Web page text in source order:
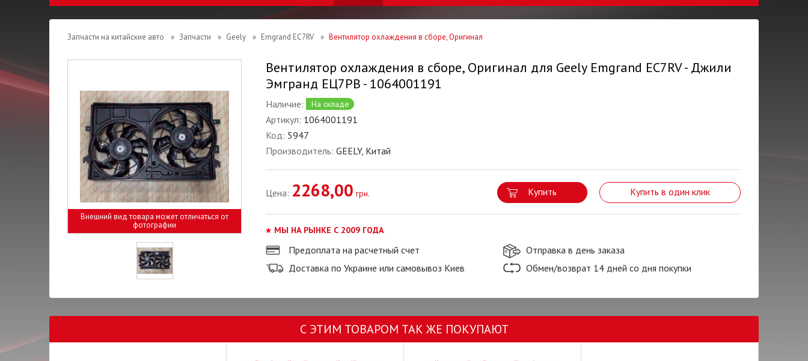
Запчасти на китайские авто » Запчасти » Geely » Emgrand EC7RV » Вентилятор охлаждения в сборе, Оригинал
Внешний вид товара может отличаться от
фотографии
Вентилятор охлаждения в сборе, Оригинал для Geely Emgrand EC7RV - Джили
Эмгранд ЕЦ7РВ - 1064001191
Наличие: На складе
Артикул: 1064001191
Код: 5947
Производитель: GEELY, Китай
Цена: 2268,00 грн. Купить Купить в один клик
МЫ НА РЫНКЕ С 2009 ГОДА
Предоплата на расчетный счет
Отправка в день заказа
Доставка по Украине или самовывоз Киев
Обмен/возврат 14 дней со дня покупки
С ЭТИМ ТОВАРОМ ТАК ЖЕ ПОКУПАЮТ